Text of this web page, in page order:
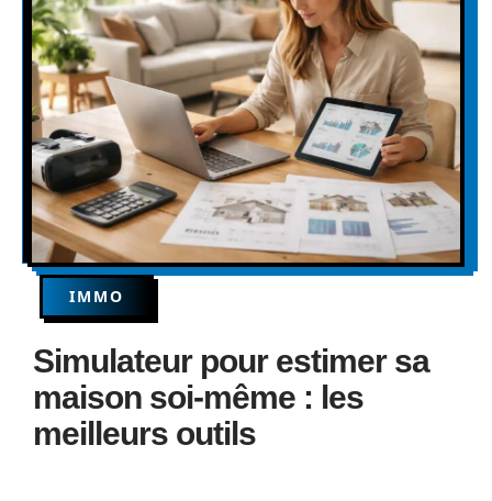
IMMO
Simulateur pour estimer sa
maison soi-même : les
meilleurs outils